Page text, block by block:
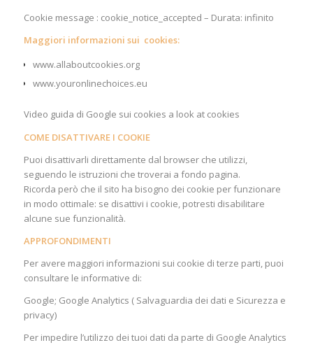
Cookie message : cookie_notice_accepted – Durata: infinito
Maggiori informazioni sui cookies:
www.allaboutcookies.org
www.youronlinechoices.eu
Video guida di Google sui cookies a look at cookies
COME DISATTIVARE I COOKIE
Puoi disattivarli direttamente dal browser che utilizzi,
seguendo le istruzioni che troverai a fondo pagina.
Ricorda però che il sito ha bisogno dei cookie per funzionare
in modo ottimale: se disattivi i cookie, potresti disabilitare
alcune sue funzionalità.
APPROFONDIMENTI
Per avere maggiori informazioni sui cookie di terze parti, puoi
consultare le informative di:
Google; Google Analytics ( Salvaguardia dei dati e Sicurezza e
privacy)
Per impedire l’utilizzo dei tuoi dati da parte di Google Analytics